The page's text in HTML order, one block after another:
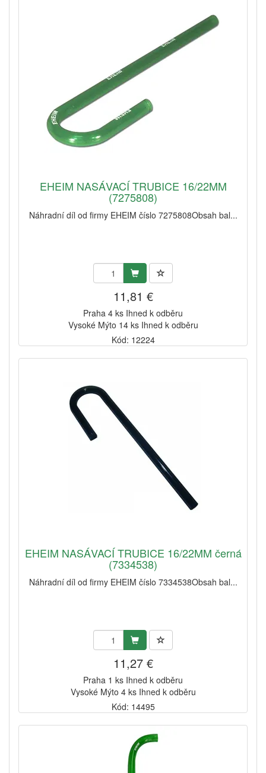
EHEIM NASÁVACÍ TRUBICE 16/22MM
(7275808)
Náhradní díl od firmy EHEIM číslo 7275808Obsah bal...
11,81 €
Praha 4 ks Ihned k odběru
Vysoké Mýto 14 ks Ihned k odběru
Kód: 12224
EHEIM NASÁVACÍ TRUBICE 16/22MM černá
(7334538)
Náhradní díl od firmy EHEIM číslo 7334538Obsah bal...
11,27 €
Praha 1 ks Ihned k odběru
Vysoké Mýto 4 ks Ihned k odběru
Kód: 14495